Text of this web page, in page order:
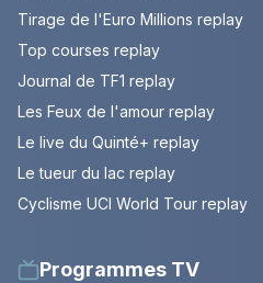
Tirage de l'Euro Millions replay
Top courses replay
Journal de TF1 replay
Les Feux de l'amour replay
Le live du Quinté+ replay
Le tueur du lac replay
Cyclisme UCI World Tour replay
Programmes TV